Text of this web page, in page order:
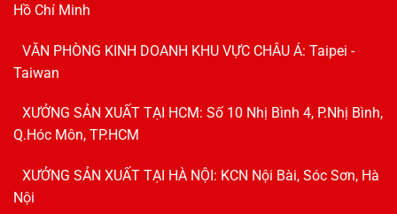
Hồ Chí Minh
VĂN PHÒNG KINH DOANH KHU VỰC CHÂU Á: Taipei -
Taiwan
XƯỞNG SẢN XUẤT TẠI HCM: Số 10 Nhị Bình 4, P.Nhị Bình,
Q.Hóc Môn, TP.HCM
XƯỞNG SẢN XUẤT TẠI HÀ NỘI: KCN Nội Bài, Sóc Sơn, Hà
Nội